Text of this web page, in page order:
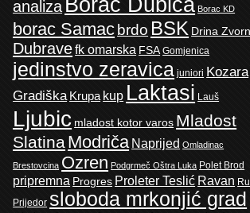
analiza Borac KD
borac Samacbrdo BSK Drina
Dubravefk omarska FSA Gomjenica
jedinstvo zeravica juniori Kozara
Gradiška Krupa kup Laktasi Lauš
Ljubic mladost kotor varos Mladost
SlatinaModriča Naprijed Omladinac
Brestovcina Ozren Podgrmeč Oštra Luka Polet Brod
pripremna Progres Proleter Teslić Ravan
Prijedor sloboda mrkonjić grad